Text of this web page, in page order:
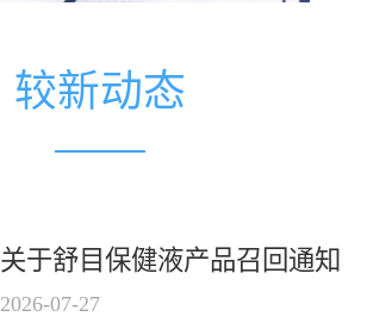
较新动态
关于舒目保健液产品召回通知
2026-07-27